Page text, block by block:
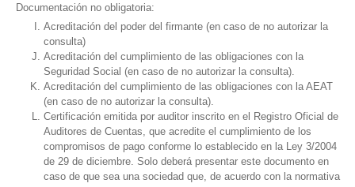
Documentación no obligatoria:
Acreditación del poder del firmante (en caso de no autorizar la
consulta)
Acreditación del cumplimiento de las obligaciones con la
Seguridad Social (en caso de no autorizar la consulta).
Acreditación del cumplimiento de las obligaciones con la AEAT
(en caso de no autorizar la consulta).
Certificación emitida por auditor inscrito en el Registro Oficial de
Auditores de Cuentas, que acredite el cumplimiento de los
compromisos de pago conforme lo establecido en la Ley 3/2004
de 29 de diciembre. Solo deberá presentar este documento en
caso de que sea una sociedad que, de acuerdo con la normativa